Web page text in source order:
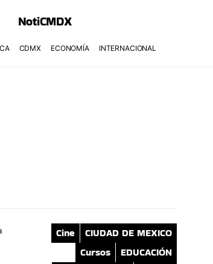
NotiCMDX
CDMX ECONOMÍA INTERNACIONAL
Cine
CIUDAD DE MEXICO
Cursos
EDUCACIÓN